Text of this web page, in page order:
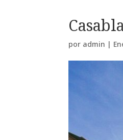
por admin |